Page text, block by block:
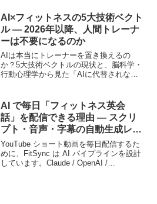
の確認ポイントをまとめました。
AI×フィットネスの5大技術ベクト
ル ― 2026年以降、人間トレーナ
ーは不要になるのか
AIは本当にトレーナーを置き換えるの
か？5大技術ベクトルの現状と、脳科学・
行動心理学から見た「AIに代替されない
AI で毎日「フィットネス英会
話」を配信できる理由 ― スクリ
プト・音声・字幕の自動生成レシ
ピ
YouTube ショート動画を毎日配信するた
めに、FitSync は AI パイプラインを設計
しています。Claude / OpenAI /